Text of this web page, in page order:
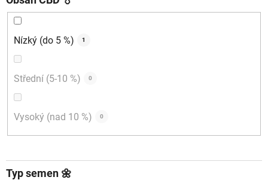
Nízký (do 5 %) 1
Střední (5-10 %) 0
Vysoký (nad 10 %) 0
Typ semen 🌼